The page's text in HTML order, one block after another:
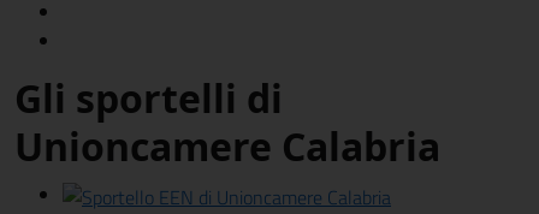
Gli sportelli di
Unioncamere Calabria